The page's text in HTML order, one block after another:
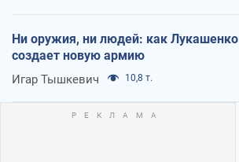
Ни оружия, ни людей: как Лукашенко
создает новую армию
Игар Тышкевич 10,8 т.